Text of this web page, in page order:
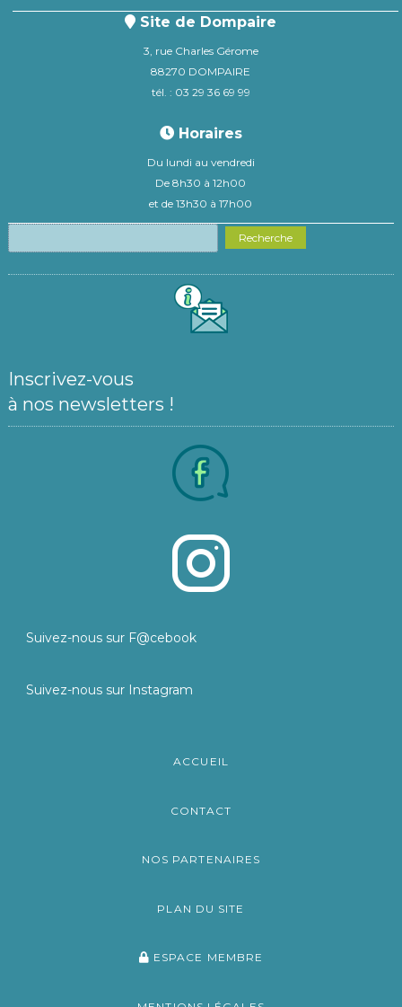
Site de Dompaire
3, rue Charles Gérome
88270 DOMPAIRE
tél. : 03 29 36 69 99
Horaires
Du lundi au vendredi
De 8h30 à 12h00
et de 13h30 à 17h00
Recherche
Inscrivez-vous
à nos newsletters !
Suivez-nous sur F@cebook
Suivez-nous sur Instagram
ACCUEIL
CONTACT
NOS PARTENAIRES
PLAN DU SITE
ESPACE MEMBRE